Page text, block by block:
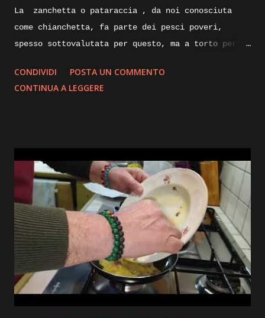
La zanchetta o pataraccia , da noi conosciuta
come chianchetta, fa parte dei pesci poveri,
spesso sottovalutata per questo, ma a torto perche
grassi. Nelle sue taglie piccole e utilizzata
fritta, ma nelle taglie degli esemplari maturi
Andiamo quindi a prepararla oggi all’acqua pazza,
cucinata in forno. Ingredienti: Zanchetta, pescato
fresco, aglio olio prezzemolo, rametto di timo,
pomodorini,sedano alloro cipolla, peperone verde
acqua, vino bianco sale e pepe. Execution: la
prima cosa da fare appena tornati dal mercato e
pulire il pescato sviscerandolo, tagliando le
pinne dorsali e sciacquandolo sotto acqua
corrente, io tolgo anche le branchie e tutte le
parti scure che troviamo all’interno, che in
CONDIVIDI
POSTA UN COMMENTO
CONTINUA A LEGGERE